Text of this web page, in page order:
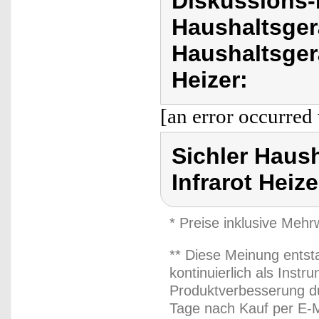
Heizer:
[an error
Sichler
Infrarot
* Preise inklusive
** Diese Meinung
kontinuierlich als
Produktverbesserung
Tage nach Kauf per E-